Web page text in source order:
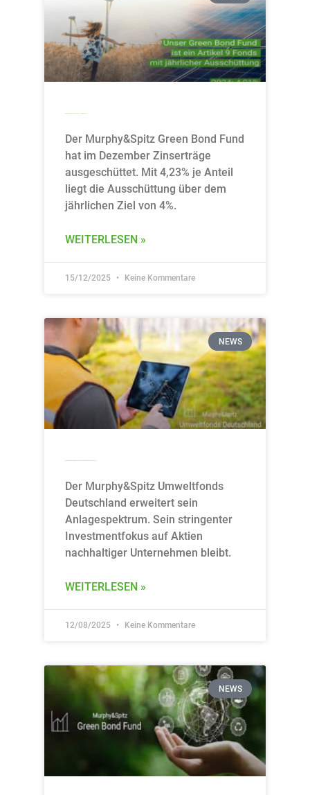
Der Murphy&Spitz Green Bond Fund
hat im Dezember Zinserträge
ausgeschüttet. Mit 4,23% je Anteil
liegt die Ausschüttung über dem
jährlichen Ziel von 4%.
WEITERLESEN »
15/12/2025 Keine Kommentare
NEWS
Der Murphy&Spitz Umweltfonds
Deutschland erweitert sein
Anlagespektrum. Sein stringenter
Investmentfokus auf Aktien
nachhaltiger Unternehmen bleibt.
WEITERLESEN »
12/08/2025 Keine Kommentare
NEWS